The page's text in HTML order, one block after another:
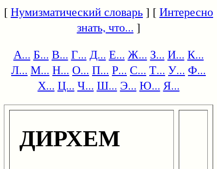
[Нумизматический словарь] [Интересно
знать, что... ]
А... Б... В... Г... Д... Е... Ж... З... И... К...
Л... М... Н... О... П... Р... С... Т... У... Ф...
Х... Ц... Ч... Ш... Э... Ю... Я...
ДИРХЕМ